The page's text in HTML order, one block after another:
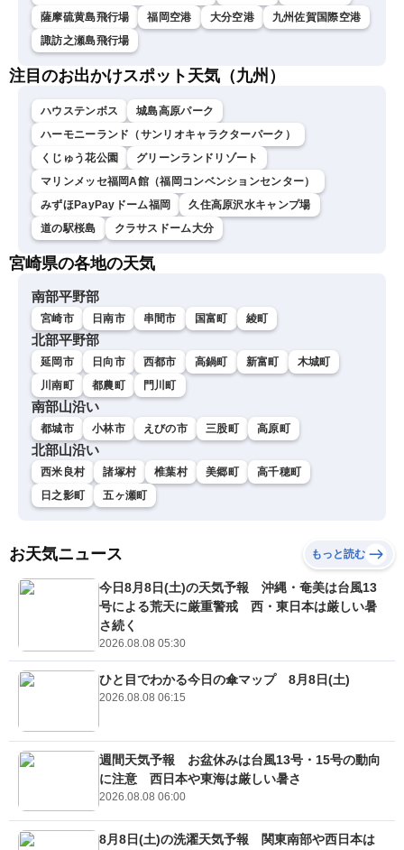
薩摩硫黄島飛行場
福岡空港 大分空港
九州佐賀国際空港
諏訪之瀬島飛行場
注目のお出かけスポット天気（九州）
ハウステンボス
城島高原パーク
ハーモニーランド（サンリオキャラクターパーク）
くじゅう花公園
グリーンランドリゾート
マリンメッセ福岡A館（福岡コンベンションセンター）
みずほPayPayドーム福岡
久住高原沢水キャンプ場
道の駅桜島
クラサスドーム大分
宮崎県の各地の天気
南部平野部
宮崎市 日南市 串間市 国富町 綾町
北部平野部
延岡市 日向市 西都市 高鍋町 新富町
木城町
川南町
都農町 門川町
南部山沿い
都城市 小林市 えびの市 三股町 高原町
北部山沿い
西米良村 諸塚村 椎葉村 美郷町
高千穂町
日之影町
五ヶ瀬町
お天気ニュース もっと読む
今日8月8日(土)の天気予報 沖縄・奄美は台風13
号による荒天に厳重警戒 西・東日本は厳しい暑
さ続く
2026.08.08 05:30
ひと目でわかる今日の傘マップ 8月8日(土)
2026.08.08 06:15
週間天気予報 お盆休みは台風13号・15号の動向
に注意 西日本や東海は厳しい暑さ
2026.08.08 06:00
8月8日(土)の洗濯天気予報 関東南部や西日本は